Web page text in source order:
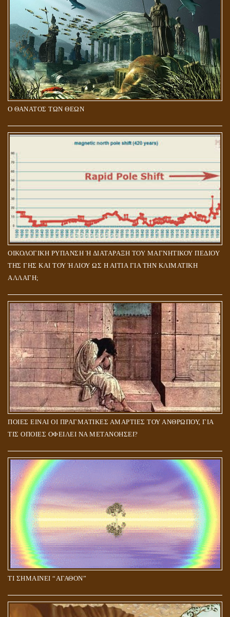
Ο ΘΑΝΑΤΟΣ ΤΩΝ ΘΕΩΝ
ΟΙΚΟΛΟΓΙΚΗ ΡΥΠΑΝΣΗ Ή ΔΙΑΤΑΡΑΞΗ ΤΟΥ ΜΑΓΝΗΤΙΚΟΥ ΠΕΔΙΟΥ
ΤΗΣ ΓΗΣ ΚΑΙ ΤΟΥ ΉΛΙΟΥ ΩΣ Η ΑΙΤΙΑ ΓΙΑ ΤΗΝ ΚΛΙΜΑΤΙΚΗ
ΑΛΛΑΓΗ;
ΠΟΙΕΣ ΕΙΝΑΙ ΟΙ ΠΡΑΓΜΑΤΙΚΕΣ ΑΜΑΡΤΙΕΣ ΤΟΥ ΑΝΘΡΩΠΟΥ, ΓΙΑ
ΤΙΣ ΟΠΟΙΕΣ ΟΦΕΙΛΕΙ ΝΑ ΜΕΤΑΝΟΗΣΕΙ?
ΤΙ ΣΗΜΑΙΝΕΙ “ΑΓΑΘΟΝ”